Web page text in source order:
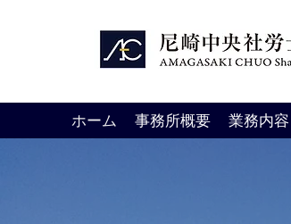
ホーム 事務所概要 業務内